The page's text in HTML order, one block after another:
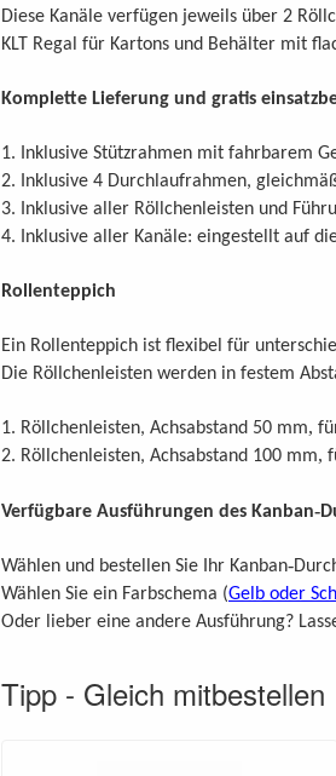
Diese Kanäle verfügen jeweils über 2
KLT Regal für Kartons und Behälter mit
Komplette Lieferung und gratis
1. Inklusive Stützrahmen mit fahrbarem
2. Inklusive 4 Durchlaufrahmen,
3. Inklusive aller Röllchenleisten und
4. Inklusive aller Kanäle: eingestellt auf
Rollenteppich
Ein Rollenteppich ist flexibel für
Die Röllchenleisten werden in festem
1. Röllchenleisten, Achsabstand 50 mm,
2. Röllchenleisten, Achsabstand 100 mm,
Verfügbare Ausführungen des Kanban-
Wählen und bestellen Sie Ihr Kanban-
Wählen Sie ein Farbschema (Gelb oder
Oder lieber eine andere Ausführung?
Tipp - Gleich mitbestellen